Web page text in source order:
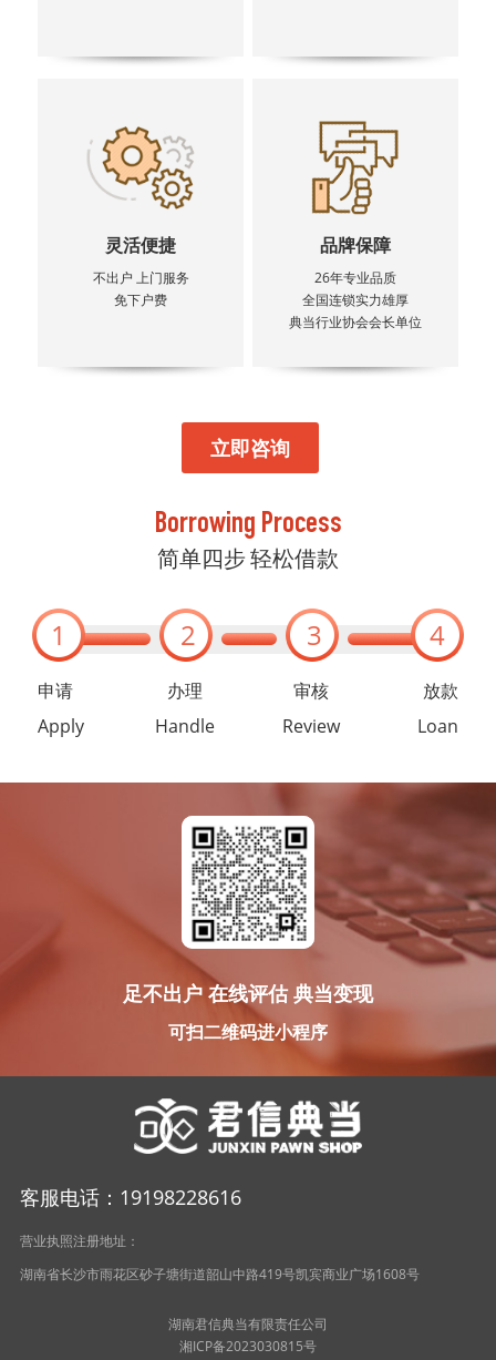
灵活便捷
不出户 上门服务
免下户费
品牌保障
26年专业品质
全国连锁实力雄厚
典当行业协会会长单位
立即咨询
Borrowing Process
简单四步 轻松借款
1 2 3 4
申请
Apply
办理
Handle
审核
Review
放款
Loan
足不出户 在线评估 典当变现
可扫二维码进小程序
客服电话：19198228616
营业执照注册地址：
湖南省长沙市雨花区砂子塘街道韶山中路419号凯宾商业广场1608号
湖南君信典当有限责任公司
湘ICP备2023030815号